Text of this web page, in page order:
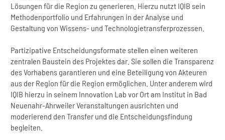
Lösungen für die Region zu generieren. Hierzu nutzt IQIB sein
Methodenportfolio und Erfahrungen in der Analyse und
Gestaltung von Wissens- und Technologietransferprozessen.
Partizipative Entscheidungsformate stellen einen weiteren
zentralen Baustein des Projektes dar. Sie sollen die Transparenz
des Vorhabens garantieren und eine Beteiligung von Akteuren
aus der Region für die Region ermöglichen. Unter anderem wird
IQIB hierzu in seinem Innovation Lab vor Ort am Institut in Bad
Neuenahr-Ahrweiler Veranstaltungen ausrichten und
moderierend den Transfer und die Entscheidungsfindung
begleiten.